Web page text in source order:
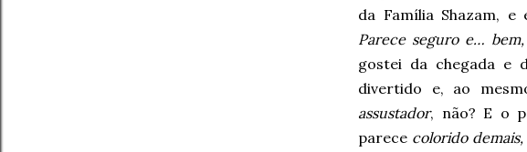
da Família Shazam, e
Parece seguro e…
gostei da chegada e
divertido e, ao
assustador, não? E o
parece colorido